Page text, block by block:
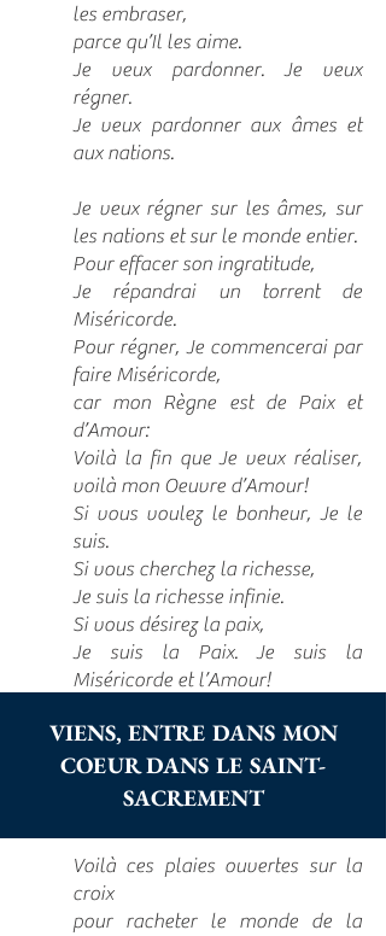
les embraser,
parce qu’Il les aime.
Je veux pardonner. Je veux
régner.
Je veux pardonner aux âmes et
aux nations.
Je veux régner sur les âmes, sur
les nations et sur le monde entier.
Pour effacer son ingratitude,
Je répandrai un torrent de
Miséricorde.
Pour régner, Je commencerai par
faire Miséricorde,
car mon Règne est de Paix et
d’Amour:
Voilà la fin que Je veux réaliser,
voilà mon Oeuvre d’Amour!
Si vous voulez le bonheur, Je le
suis.
Si vous cherchez la richesse,
Je suis la richesse infinie.
Si vous désirez la paix,
Je suis la Paix. Je suis la
Miséricorde et l’Amour!
VIENS, ENTRE DANS MON
COEUR DANS LE SAINT-
SACREMENT
Voilà ces plaies ouvertes sur la
croix
pour racheter le monde de la